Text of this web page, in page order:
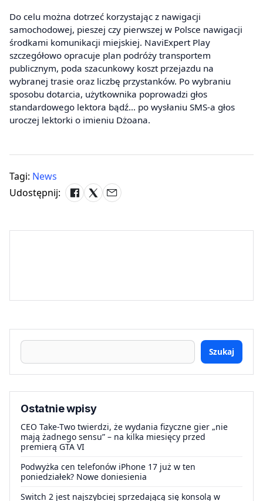
Do celu można dotrzeć korzystając z nawigacji
samochodowej, pieszej czy pierwszej w Polsce nawigacji
środkami komunikacji miejskiej. NaviExpert Play
szczegółowo opracuje plan podróży transportem
publicznym, poda szacunkowy koszt przejazdu na
wybranej trasie oraz liczbę przystanków. Po wybraniu
sposobu dotarcia, użytkownika poprowadzi głos
standardowego lektora bądź… po wysłaniu SMS-a głos
uroczej lektorki o imieniu Dżoana.
Tagi: News
Udostępnij:
Szukaj
Ostatnie wpisy
CEO Take-Two twierdzi, że wydania fizyczne gier „nie
mają żadnego sensu” – na kilka miesięcy przed
premierą GTA VI
Podwyżka cen telefonów iPhone 17 już w ten
poniedziałek? Nowe doniesienia
Switch 2 jest najszybciej sprzedającą się konsolą w